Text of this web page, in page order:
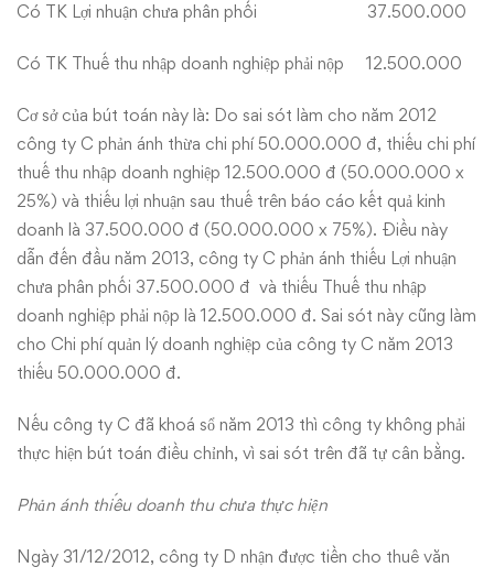
Có TK Lợi nhuận chưa phân phối 37.500.000
Có TK Thuế thu nhập doanh nghiệp phải nộp 12.500.000
Cơ sở của bút toán này là: Do sai sót làm cho năm 2012
công ty C phản ánh thừa chi phí 50.000.000 đ, thiếu chi phí
thuế thu nhập doanh nghiệp 12.500.000 đ (50.000.000 x
25%) và thiếu lợi nhuận sau thuế trên báo cáo kết quả kinh
doanh là 37.500.000 đ (50.000.000 x 75%). Điều này
dẫn đến đầu năm 2013, công ty C phản ánh thiếu Lợi nhuận
chưa phân phối 37.500.000 đ và thiếu Thuế thu nhập
doanh nghiệp phải nộp là 12.500.000 đ. Sai sót này cũng làm
cho Chi phí quản lý doanh nghiệp của công ty C năm 2013
thiếu 50.000.000 đ.
Nếu công ty C đã khoá sổ năm 2013 thì công ty không phải
thực hiện bút toán điều chỉnh, vì sai sót trên đã tự cân bằng.
Phản ánh thiếu doanh thu chưa thực hiện
Ngày 31/12/2012, công ty D nhận được tiền cho thuê văn